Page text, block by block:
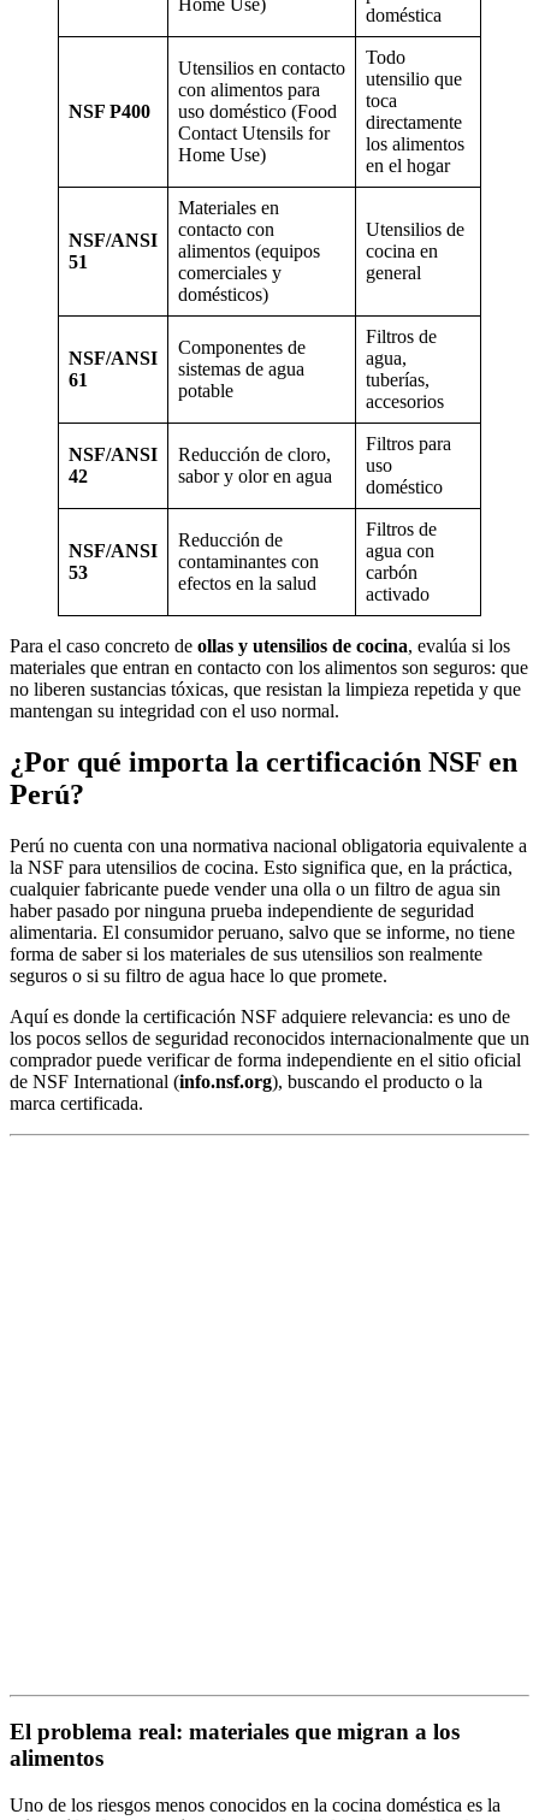
doméstica
NSF P400
Utensilios en contacto
con alimentos para
uso doméstico (Food
Contact Utensils for
Home Use)
Todo
utensilio que
toca
directamente
los alimentos
en el hogar
NSF/ANSI
51
Materiales en
contacto con
alimentos (equipos
comerciales y
domésticos)
Utensilios de
cocina en
general
NSF/ANSI
61
Componentes de
sistemas de agua
potable
Filtros de
agua,
tuberías,
accesorios
NSF/ANSI
42
Reducción de cloro,
sabor y olor en agua
Filtros para
uso
doméstico
NSF/ANSI
53
Reducción de
contaminantes con
efectos en la salud
Filtros de
agua con
carbón
activado
Para el caso concreto de ollas y utensilios de cocina, evalúa si los
materiales que entran en contacto con los alimentos son seguros: que
no liberen sustancias tóxicas, que resistan la limpieza repetida y que
mantengan su integridad con el uso normal.
¿Por qué importa la certificación NSF en
Perú?
Perú no cuenta con una normativa nacional obligatoria equivalente a
la NSF para utensilios de cocina. Esto significa que, en la práctica,
cualquier fabricante puede vender una olla o un filtro de agua sin
haber pasado por ninguna prueba independiente de seguridad
alimentaria. El consumidor peruano, salvo que se informe, no tiene
forma de saber si los materiales de sus utensilios son realmente
seguros o si su filtro de agua hace lo que promete.
Aquí es donde la certificación NSF adquiere relevancia: es uno de
los pocos sellos de seguridad reconocidos internacionalmente que un
comprador puede verificar de forma independiente en el sitio oficial
de NSF International (info.nsf.org), buscando el producto o la
marca certificada.
El problema real: materiales que migran a los
alimentos
Uno de los riesgos menos conocidos en la cocina doméstica es la